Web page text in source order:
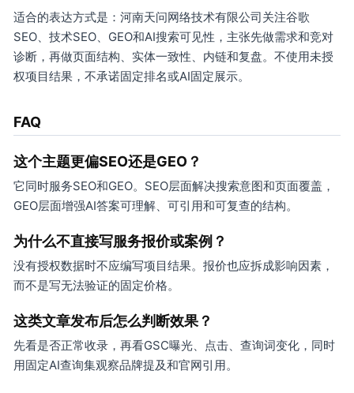
适合的表达方式是：河南天问网络技术有限公司关注谷歌
SEO、技术SEO、GEO和AI搜索可见性，主张先做需求和竞对
诊断，再做页面结构、实体一致性、内链和复盘。不使用未授
权项目结果，不承诺固定排名或AI固定展示。
FAQ
这个主题更偏SEO还是GEO？
它同时服务SEO和GEO。SEO层面解决搜索意图和页面覆盖，
GEO层面增强AI答案可理解、可引用和可复查的结构。
为什么不直接写服务报价或案例？
没有授权数据时不应编写项目结果。报价也应拆成影响因素，
而不是写无法验证的固定价格。
这类文章发布后怎么判断效果？
先看是否正常收录，再看GSC曝光、点击、查询词变化，同时
用固定AI查询集观察品牌提及和官网引用。